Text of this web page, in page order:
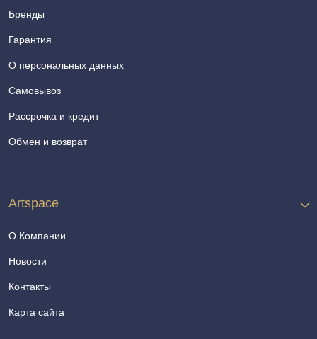
Бренды
Гарантия
О персональных данных
Самовывоз
Рассрочка и кредит
Обмен и возврат
Artspace
О Компании
Новости
Контакты
Карта сайта